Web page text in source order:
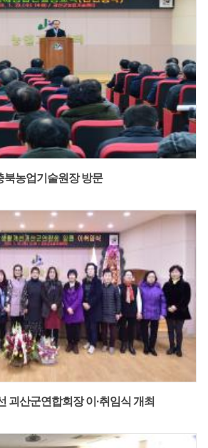
북농업기술원장 방문
괴산군연합회장 이·취임식 개최